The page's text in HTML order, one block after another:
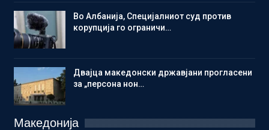
Во Албанија, Специјалниот суд против
корупција го ограничи…
Двајца македонски државјани прогласени
за „персона нон…
Македонија